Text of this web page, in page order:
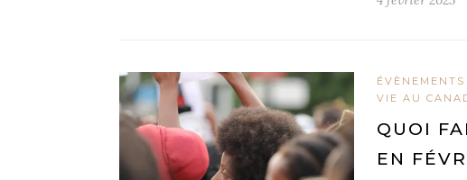
ÉVÈNEMENTS
VIE AU
QUOI
EN